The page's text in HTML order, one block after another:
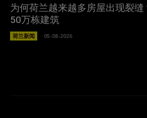
为何荷兰越来越多房屋出现裂
50万栋建筑
荷兰新闻 05-08-2026